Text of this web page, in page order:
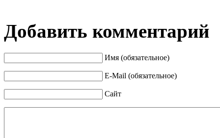
Добавить комментарий
Имя (обязательное)
E-Mail (обязательное)
Сайт